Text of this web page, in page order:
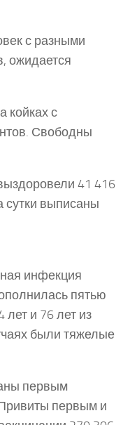
с разными
ожидается
койках с
Свободны
41 416
сутки выписаны
инфекция
пятью
и 76 лет из
были тяжелые
первым
первым и